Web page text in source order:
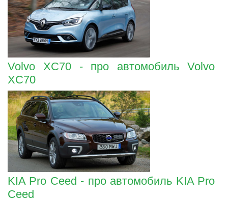
Volvo XC70 - про автомобиль Volvo
XC70
KIA Pro Ceed - про автомобиль KIA Pro
Ceed